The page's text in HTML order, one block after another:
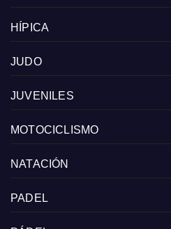
HÍPICA
JUDO
JUVENILES
MOTOCICLISMO
NATACIÓN
PADEL